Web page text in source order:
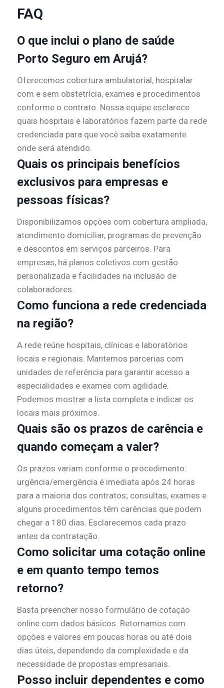
FAQ
O que inclui o plano de saúde
Porto Seguro em Arujá?
Oferecemos cobertura ambulatorial, hospitalar
com e sem obstetrícia, exames e procedimentos
conforme o contrato. Nossa equipe esclarece
quais hospitais e laboratórios fazem parte da rede
credenciada para que você saiba exatamente
onde será atendido.
Quais os principais benefícios
exclusivos para empresas e
pessoas físicas?
Disponibilizamos opções com cobertura ampliada,
atendimento domiciliar, programas de prevenção
e descontos em serviços parceiros. Para
empresas, há planos coletivos com gestão
personalizada e facilidades na inclusão de
colaboradores.
Como funciona a rede credenciada
na região?
A rede reúne hospitais, clínicas e laboratórios
locais e regionais. Mantemos parcerias com
unidades de referência para garantir acesso a
especialidades e exames com agilidade.
Podemos mostrar a lista completa e indicar os
locais mais próximos.
Quais são os prazos de carência e
quando começam a valer?
Os prazos variam conforme o procedimento:
urgência/emergência é imediata após 24 horas
para a maioria dos contratos; consultas, exames e
alguns procedimentos têm carências que podem
chegar a 180 dias. Esclarecemos cada prazo
antes da contratação.
Como solicitar uma cotação online
e em quanto tempo temos
retorno?
Basta preencher nosso formulário de cotação
online com dados básicos. Retornamos com
opções e valores em poucas horas ou até dois
dias úteis, dependendo da complexidade e da
necessidade de propostas empresariais.
Posso incluir dependentes e como